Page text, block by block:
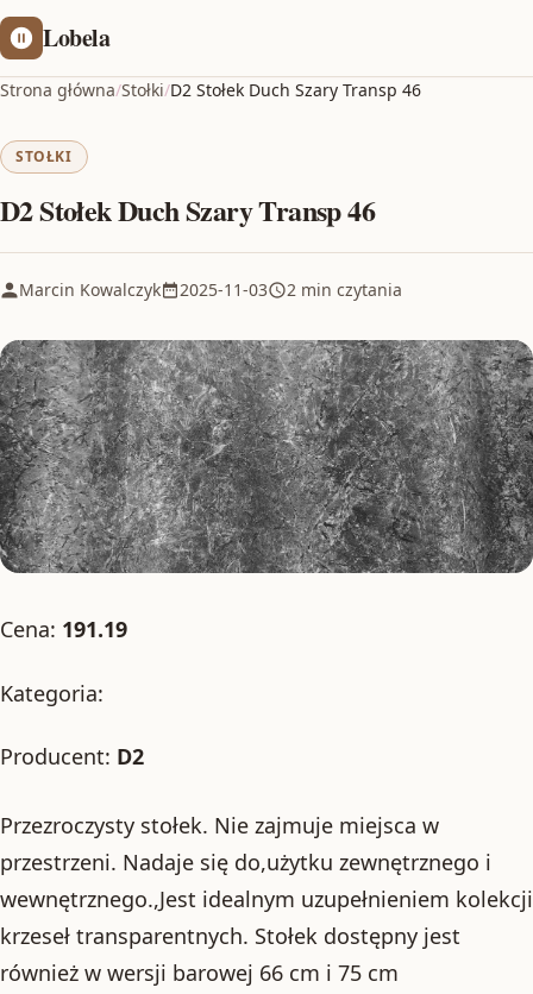
Lobela
Strona główna/Stołki/D2 Stołek Duch Szary Transp 46
STOŁKI
D2 Stołek Duch Szary Transp 46
Marcin Kowalczyk 2025-11-03 2 min czytania
Cena: 191.19
Kategoria:
Producent: D2
Przezroczysty stołek. Nie zajmuje miejsca w
przestrzeni. Nadaje się do,użytku zewnętrznego i
wewnętrznego.,Jest idealnym uzupełnieniem kolekcji
krzeseł transparentnych. Stołek dostępny jest
również w wersji barowej 66 cm i 75 cm